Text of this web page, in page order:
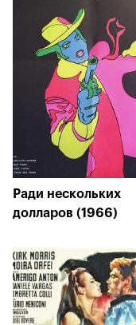
Ради нескольких
долларов (1966)